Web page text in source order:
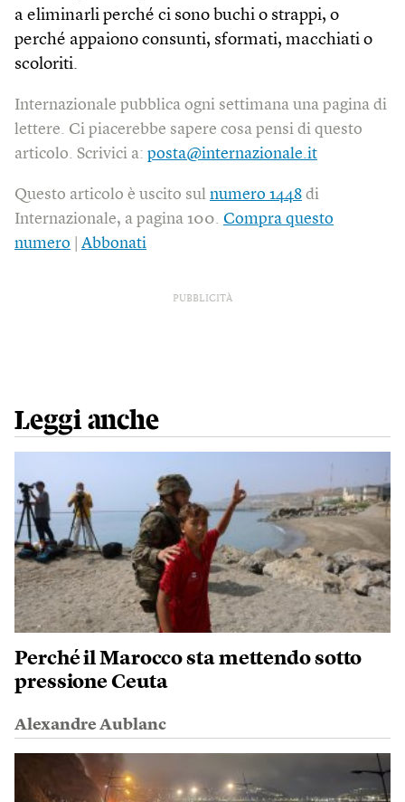
a eliminarli perché ci sono buchi o strappi, o
perché appaiono consunti, sformati, macchiati o
scoloriti.
Internazionale pubblica ogni settimana una pagina di
lettere. Ci piacerebbe sapere cosa pensi di questo
articolo. Scrivici a: posta@internazionale.it
Questo articolo è uscito sul numero 1448 di
Internazionale, a pagina 100. Compra questo
numero
Abbonati
PUBBLICITÀ
Leggi anche
Perché il Marocco sta mettendo sotto
pressione Ceuta
Alexandre Aublanc